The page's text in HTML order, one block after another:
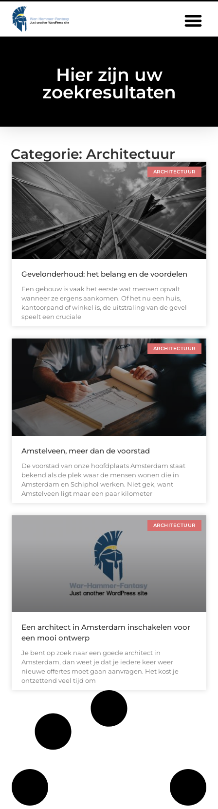
Hier zijn uw
zoekresultaten
Categorie: Architectuur
ARCHITECTUUR
Gevelonderhoud: het belang en de voordelen
Een gebouw is vaak het eerste wat mensen opvalt
wanneer ze ergens aankomen. Of het nu een huis,
kantoorpand of winkel is, de uitstraling van de gevel
speelt een cruciale
ARCHITECTUUR
Amstelveen, meer dan de voorstad
De voorstad van onze hoofdplaats Amsterdam staat
bekend als de plek waar de mensen wonen die in
Amsterdam en Schiphol werken. Niet gek, want
Amstelveen ligt maar een paar kilometer
ARCHITECTUUR
Een architect in Amsterdam inschakelen voor
een mooi ontwerp
Je bent op zoek naar een goede architect in
Amsterdam, dan weet je dat je iedere keer weer
nieuwe offertes moet gaan aanvragen. Het kost je
ontzettend veel tijd om